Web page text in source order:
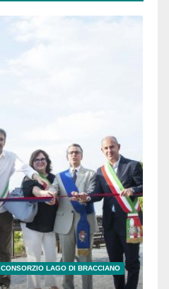
CONSORZIO LAGO DI BRACCIANO